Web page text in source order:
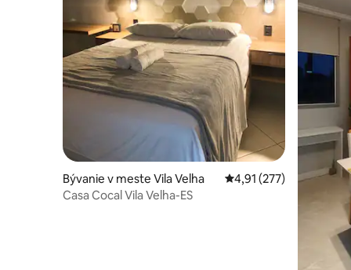
Bývanie v meste Vila Velha Priemerné
4,91 (277)
Casa Cocal Vila Velha-ES